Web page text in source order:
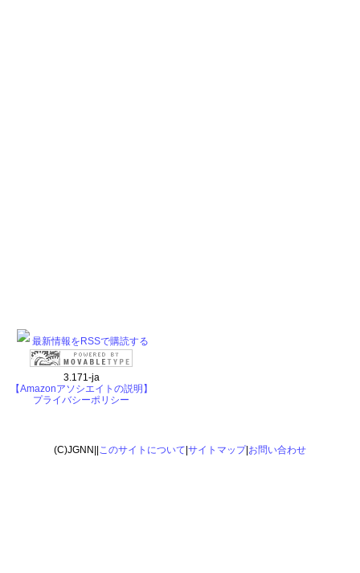
最新情報をRSSで購読する
3.171-ja
【Amazonアソシエイトの説明】
プライバシーポリシー
(C)JGNN|| このサイトについて サイトマップ| お問い合わせ